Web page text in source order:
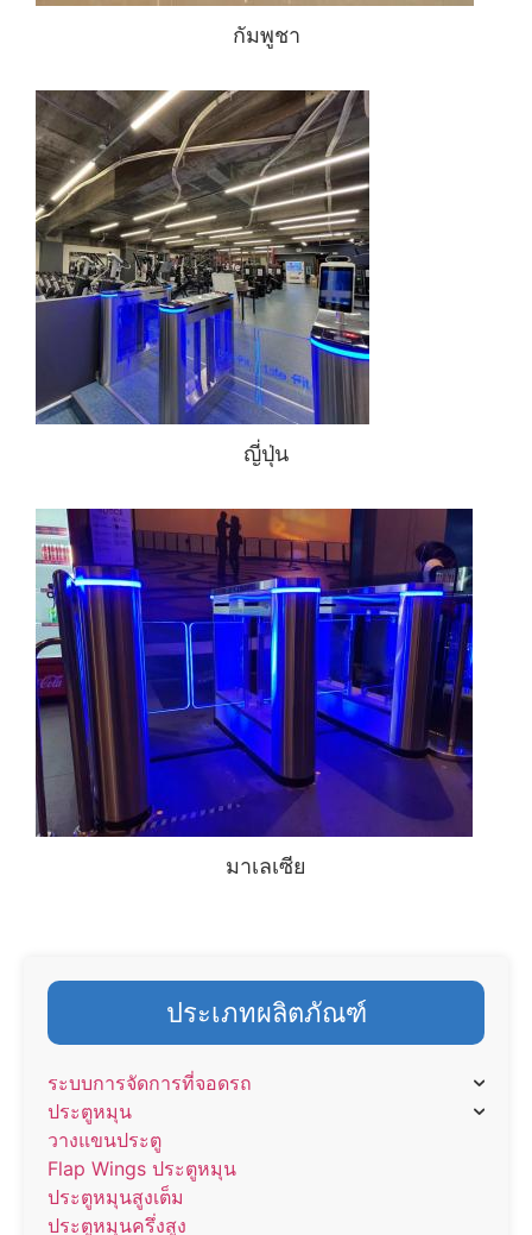
ประเภทผลิตภัณฑ์
ระบบการจัดการที่จอดรถ
ประตูหมุน
วางแขนประตู
Flap Wings ประตูหมุน
ประตูหมุนสูงเต็ม
ประตูหมุนครึ่งสูง
กัมพูชา
ญี่ปุ่น
มาเลเซีย